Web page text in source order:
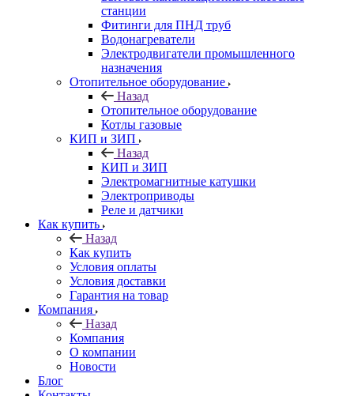
станции
Фитинги для ПНД труб
Водонагреватели
Электродвигатели промышленного
назначения
Отопительное оборудование
Назад
Отопительное оборудование
Котлы газовые
КИП и ЗИП
Назад
КИП и ЗИП
Электромагнитные катушки
Электроприводы
Реле и датчики
Как купить
Назад
Как купить
Условия оплаты
Условия доставки
Гарантия на товар
Компания
Назад
Компания
О компании
Новости
Блог